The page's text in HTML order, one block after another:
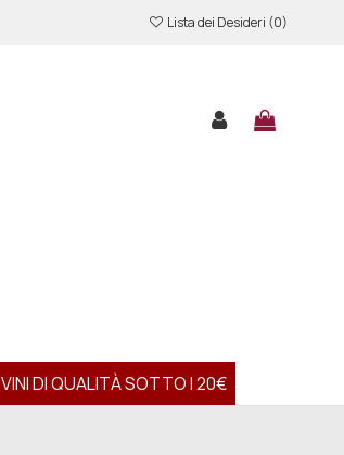
Lista dei Desideri (0)
VINI DI QUALITÀ SOTTO I 20€